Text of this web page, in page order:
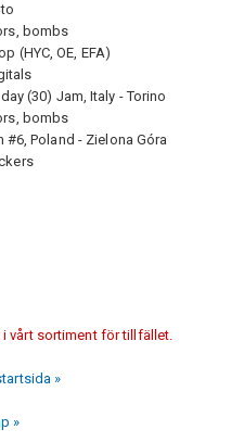
bombs
(HYC, OE, EFA)
(30) Jam, Italy - Torino
bombs
#6, Poland - Zielona Góra
vårt sortiment för tillfället.
»
»